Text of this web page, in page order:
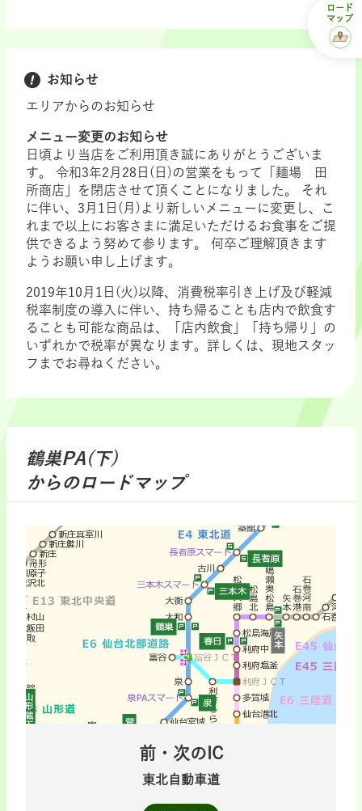
お知らせ
エリアからのお知らせ
メニュー変更のお知らせ
日頃より当店をご利用頂き誠にありがとうございま
す。 令和3年2月28日(日)の営業をもって「麺場 田
所商店」を閉店させて頂くことになりました。 それ
に伴い、3月1日(月)より新しいメニューに変更し、こ
れまで以上にお客さまに満足いただけるお食事をご提
供できるよう努めて参ります。 何卒ご理解頂きます
ようお願い申し上げます。
2019年10月1日(火)以降、消費税率引き上げ及び軽減
税率制度の導入に伴い、持ち帰ることも店内で飲食す
ることも可能な商品は、「店内飲食」「持ち帰り」の
いずれかで税率が異なります。詳しくは、現地スタッ
フまでお尋ねください。
鶴巣PA(下)
からのロードマップ
前・次のIC
東北自動車道
ロード
マップ